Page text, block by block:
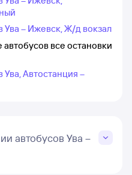
Ува – Ижевск, Ж/д вокзал
все остановки
Ува, Автостанция –
автобусов Ува –